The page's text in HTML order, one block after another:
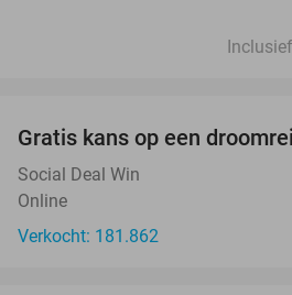
Gratis kans op een
Social Deal Win
Online
Verkocht: 181.862